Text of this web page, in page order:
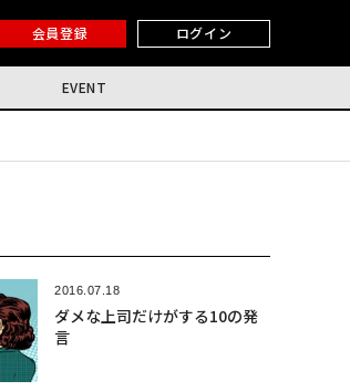
会員登録 ログイン
EVENT
2016.07.18
ダメな上司だけがする10の発
言